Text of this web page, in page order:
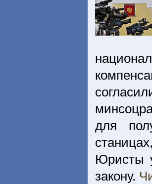
для
Юристы
закону.